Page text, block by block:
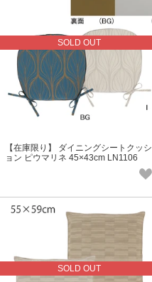
SOLD OUT
【在庫限り】 ダイニングシートクッシ
ョン ピウマリネ 45×43cm LN1106
SOLD OUT